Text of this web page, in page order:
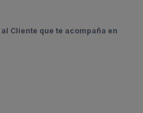
Cliente que te acompaña en